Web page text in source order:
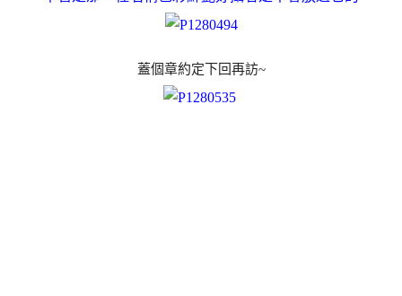
蓋個章約定下回再訪~